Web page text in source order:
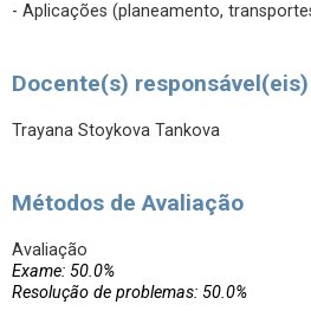
- Aplicações (planeamento,
Docente(s) responsável(eis)
Trayana Stoykova Tankova
Métodos de Avaliação
Avaliação
Exame: 50.0%
Resolução de problemas: 50.0%